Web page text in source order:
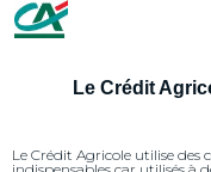
Le Crédit
Le Crédit Agricole utilise des